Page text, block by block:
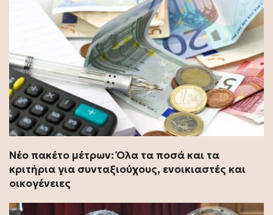
Νέο πακέτο μέτρων: Όλα τα ποσά και τα
κριτήρια για συνταξιούχους, ενοικιαστές και
οικογένειες